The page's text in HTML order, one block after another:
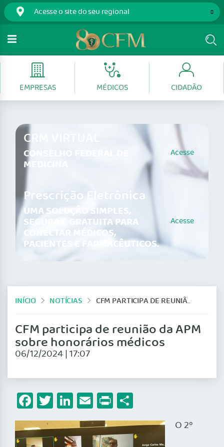
EMPRESAS MÉDICOS CIDADÃO
CRM VIRTUAL
CONSELHO FEDERAL DE
MEDICINA
Acesse
Prescrição Eletrônica
UMA SOLUÇÃO SIMPLES,
SEGURA E GRATUITA PARA
CONECTAR MÉDICOS,
PACIENTES E FARMACÊUTICOS.
Acesse
INÍCIO NOTÍCIAS CFM PARTICIPA DE REUNIÃO DA APM SOBRE HONORÁRIOS MÉDICOS
CFM participa de reunião da APM
sobre honorários médicos
06/12/2024 | 17:07
Facebook
Twitter
LinkedIn
Email
Print
O 2º